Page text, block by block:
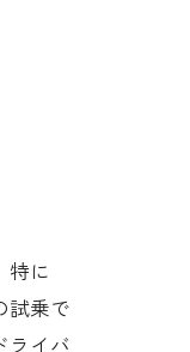
特に
試乗で
ライバ